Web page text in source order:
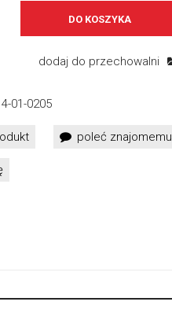
DO KOSZYKA
dodaj do przechowalni
01-0205
poleć znajomemu